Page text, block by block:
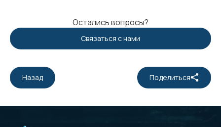
Остались вопросы?
Связаться с нами
Назад Поделиться